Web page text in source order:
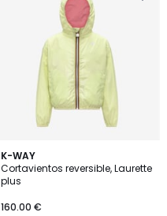
K-WAY
Cortavientos reversible, Laurette
plus
160.00 €